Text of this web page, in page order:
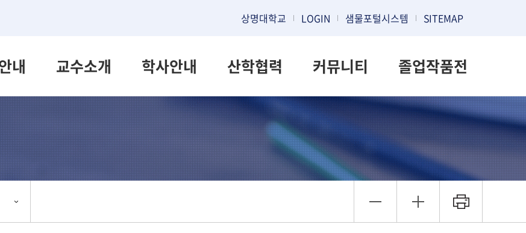
상명대학교 LOGIN 샘물포털시스템 SITEMAP
내 교수소개 학사안내 산학협력 커뮤니티 졸업작품전